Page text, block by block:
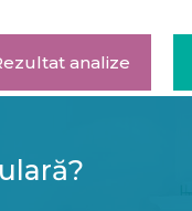
analize